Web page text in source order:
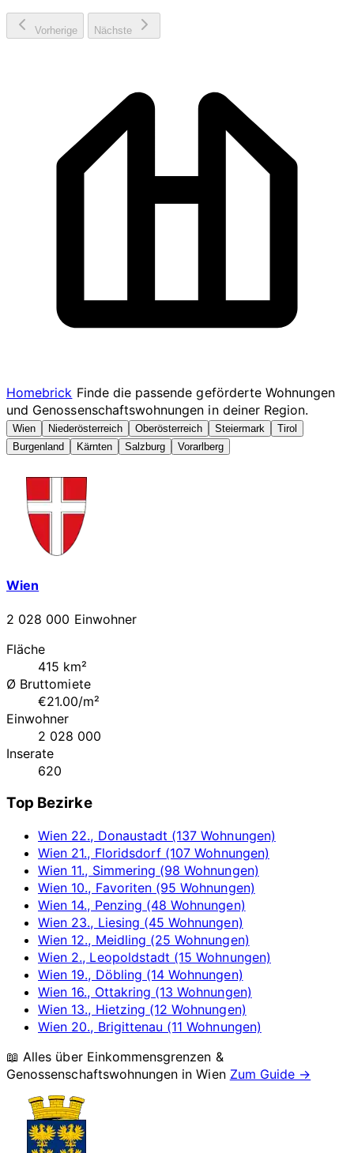
Vorherige Nächste
Homebrick Finde die passende geförderte Wohnungen
und Genossenschaftswohnungen in deiner Region.
Wien Niederösterreich Oberösterreich Steiermark
Tirol
Burgenland
Kärnten Salzburg Vorarlberg
Wien
2 028 000 Einwohner
Fläche
415 km²
Ø Bruttomiete
€21.00/m²
Einwohner
2 028 000
Inserate
620
Top Bezirke
Wien 22., Donaustadt (137 Wohnungen)
Wien 21., Floridsdorf (107 Wohnungen)
Wien 11., Simmering (98 Wohnungen)
Wien 10., Favoriten (95 Wohnungen)
Wien 14., Penzing (48 Wohnungen)
Wien 23., Liesing (45 Wohnungen)
Wien 12., Meidling (25 Wohnungen)
Wien 2., Leopoldstadt (15 Wohnungen)
Wien 19., Döbling (14 Wohnungen)
Wien 16., Ottakring (13 Wohnungen)
Wien 13., Hietzing (12 Wohnungen)
Wien 20., Brigittenau (11 Wohnungen)
📖 Alles über Einkommensgrenzen &
Genossenschaftswohnungen inWien Zum Guide →